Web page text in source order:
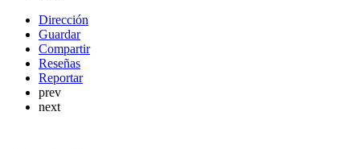
Dirección
Guardar
Compartir
Reseñas
Reportar
prev
next